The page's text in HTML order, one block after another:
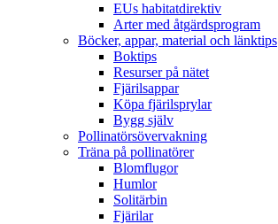
EUs habitatdirektiv
Arter med åtgärdsprogram
Böcker, appar, material och länktips
Boktips
Resurser på nätet
Fjärilsappar
Köpa fjärilsprylar
Bygg själv
Pollinatörsövervakning
Träna på pollinatörer
Blomflugor
Humlor
Solitärbin
Fjärilar